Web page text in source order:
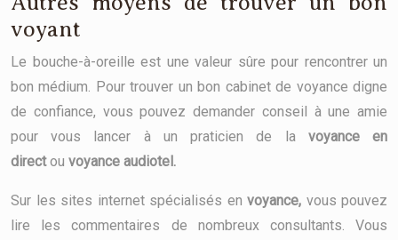
voyant
Le bouche-à-oreille est une valeur sûre pour rencontrer un
bon médium. Pour trouver un bon cabinet de voyance digne
de confiance, vous pouvez demander conseil à une amie
pour vous lancer à un praticien de la voyance
en
directou voyance audiotel.
Sur les sites internet spécialisés en voyance, vous pouvez
lire les commentaires de nombreux consultants. Vous